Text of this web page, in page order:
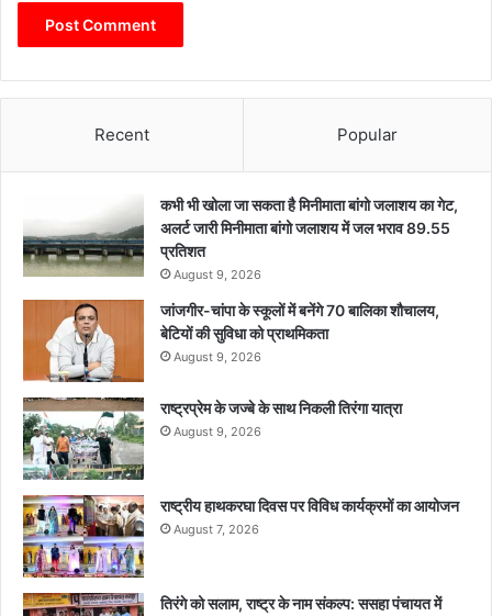
Recent Popular
कभी भी खोला जा सकता है मिनीमाता बांगो जलाशय का गेट,
अलर्ट जारी मिनीमाता बांगो जलाशय में जल भराव 89.55
प्रतिशत
August 9, 2026
जांजगीर-चांपा के स्कूलों में बनेंगे 70 बालिका शौचालय,
बेटियों की सुविधा को प्राथमिकता
August 9, 2026
राष्ट्रप्रेम के जज्बे के साथ निकली तिरंगा यात्रा
August 9, 2026
राष्ट्रीय हाथकरघा दिवस पर विविध कार्यक्रमों का आयोजन
August 7, 2026
तिरंगे को सलाम, राष्ट्र के नाम संकल्प: ससहा पंचायत में